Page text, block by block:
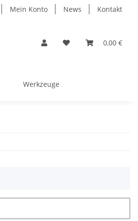
Mein Konto News Kontakt
0,00 €
Werkzeuge